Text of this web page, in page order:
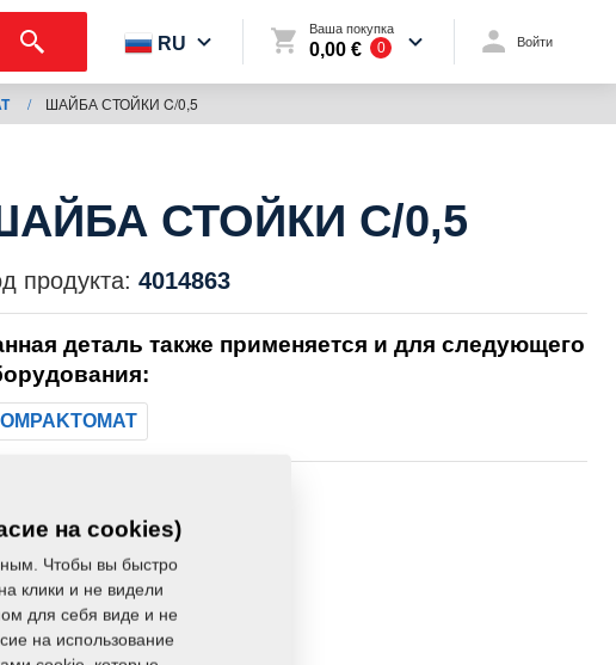
RU
Ваша покупка
0,00 € 0 Войти
/ ШАЙБА СТОЙКИ C/0,5
СТОЙКИ C/0,5
продукта: 4014863
деталь также применяется и для следующего
на cookies)
Чтобы вы быстро
клики и не видели
для себя виде и не
на использование